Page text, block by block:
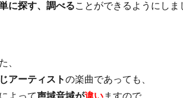
に探す、調べることができるようにしま
、
アーティストの楽曲であっても、
によって声域音域が違いますので、